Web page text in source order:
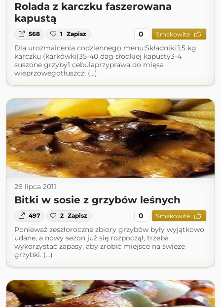
Rolada z karczku faszerowana
kapustą
568 1 Zapisz 0 Smakowite
Dla urozmaicenia codziennego menu:Składniki:1,5 kg
karczku (karkówki)35-40 dag słodkiej kapusty3-4
suszone grzyby1 cebulaprzyprawa do mięsa
wieprzowegotłuszcz: (...)
26 lipca 2011
Bitki w sosie z grzybów leśnych
497 2 Zapisz 0 Smakowite
Ponieważ zeszłoroczne zbiory grzybów były wyjątkowo
udane, a nowy sezon już się rozpoczął, trzeba
wykorzystać zapasy, aby zrobić miejsce na świeże
grzybki. (...)